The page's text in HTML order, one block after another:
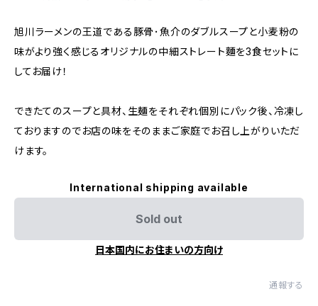
旭川ラーメンの王道である豚骨･魚介のダブルスープと小麦粉の
味がより強く感じるオリジナルの中細ストレート麵を3食セットに
してお届け！
できたてのスープと具材、生麺をそれぞれ個別にパック後、冷凍し
ておりますのでお店の味をそのままご家庭でお召し上がりいただ
けます。
International shipping available
Sold out
日本国内にお住まいの方向け
通報する